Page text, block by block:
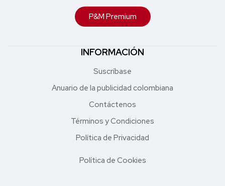
P&M Premium
INFORMACIÓN
Suscríbase
Anuario de la publicidad colombiana
Contáctenos
Términos y Condiciones
Política de Privacidad
Política de Cookies